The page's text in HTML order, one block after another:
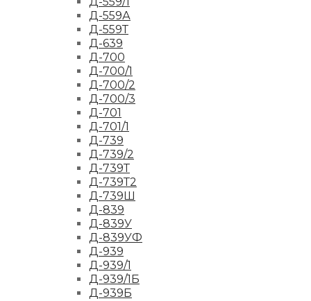
Д-559А
Д-559Т
Д-639
Д-700
Д-700/1
Д-700/2
Д-700/3
Д-701
Д-701/1
Д-739
Д-739/2
Д-739Т
Д-739Т2
Д-739Ш
Д-839
Д-839У
Д-839УФ
Д-939
Д-939/1
Д-939/1Б
Д-939Б